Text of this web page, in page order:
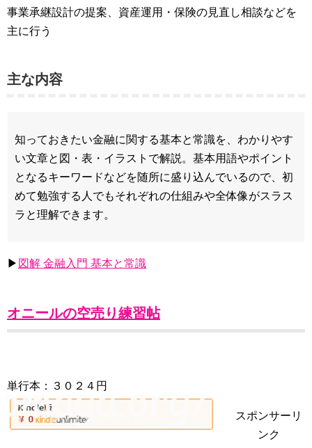
事業承継設計の提案、資産運用・保険の見直し相談などを
主に行う
主な内容
知っておきたい金融に関する基本と常識を、わかりやす
い文章と図・表・イラストで解説。基本用語やポイント
となるキーワードなどを随所に盛り込んでいるので、初
めて勉強する人でもそれぞれの仕組みや全体像がスラス
ラと理解できます。
▶ 図解 金融入門 基本と常識
オニールの空売り練習帖
単行本：３０２４円
スポンサーリ
ンク